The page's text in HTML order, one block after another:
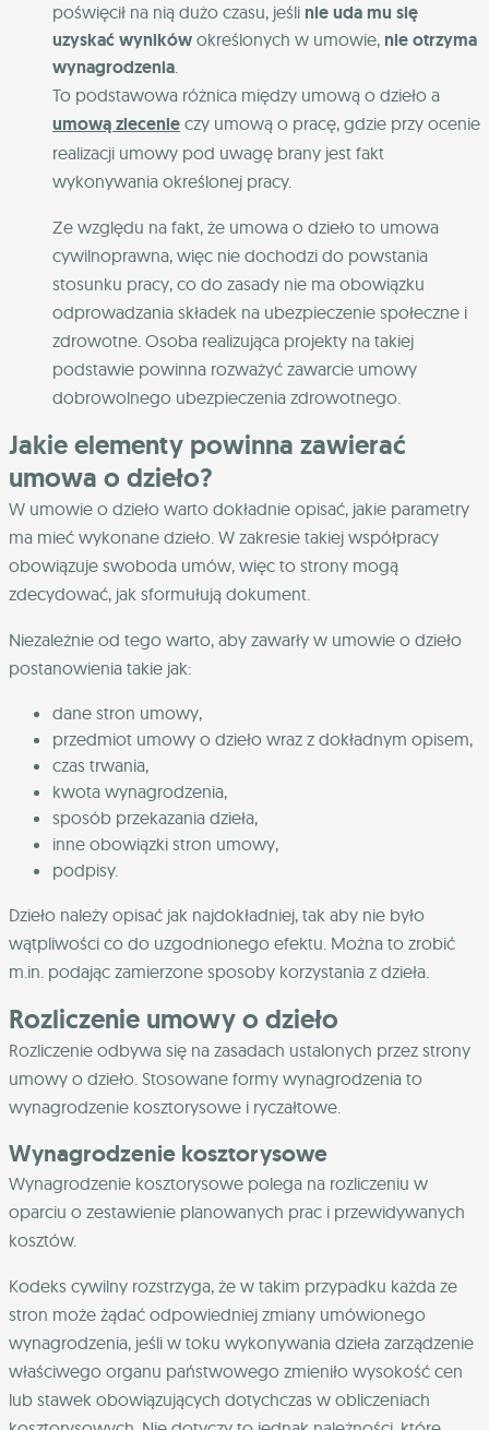
poświęcił na nią dużo czasu, jeśli nie uda mu się
uzyskać wyników określonych w umowie, nie otrzyma
wynagrodzenia.
To podstawowa różnica między umową o dzieło a
umową zlecenie czy umową o pracę, gdzie przy ocenie
realizacji umowy pod uwagę brany jest fakt
wykonywania określonej pracy.
Ze względu na fakt, że umowa o dzieło to umowa
cywilnoprawna, więc nie dochodzi do powstania
stosunku pracy, co do zasady nie ma obowiązku
odprowadzania składek na ubezpieczenie społeczne i
zdrowotne. Osoba realizująca projekty na takiej
podstawie powinna rozważyć zawarcie umowy
dobrowolnego ubezpieczenia zdrowotnego.
Jakie elementy powinna zawierać
umowa o dzieło?
W umowie o dzieło warto dokładnie opisać, jakie parametry
ma mieć wykonane dzieło. W zakresie takiej współpracy
obowiązuje swoboda umów, więc to strony mogą
zdecydować, jak sformułują dokument.
Niezależnie od tego warto, aby zawarły w umowie o dzieło
postanowienia takie jak:
dane stron umowy,
przedmiot umowy o dzieło wraz z dokładnym opisem,
czas trwania,
kwota wynagrodzenia,
sposób przekazania dzieła,
inne obowiązki stron umowy,
podpisy.
Dzieło należy opisać jak najdokładniej, tak aby nie było
wątpliwości co do uzgodnionego efektu. Można to zrobić
m.in. podając zamierzone sposoby korzystania z dzieła.
Rozliczenie umowy o dzieło
Rozliczenie odbywa się na zasadach ustalonych przez strony
umowy o dzieło. Stosowane formy wynagrodzenia to
wynagrodzenie kosztorysowe i ryczałtowe.
Wynagrodzenie kosztorysowe
Wynagrodzenie kosztorysowe polega na rozliczeniu w
oparciu o zestawienie planowanych prac i przewidywanych
kosztów.
Kodeks cywilny rozstrzyga, że w takim przypadku każda ze
stron może żądać odpowiedniej zmiany umówionego
wynagrodzenia, jeśli w toku wykonywania dzieła zarządzenie
właściwego organu państwowego zmieniło wysokość cen
lub stawek obowiązujących dotychczas w obliczeniach